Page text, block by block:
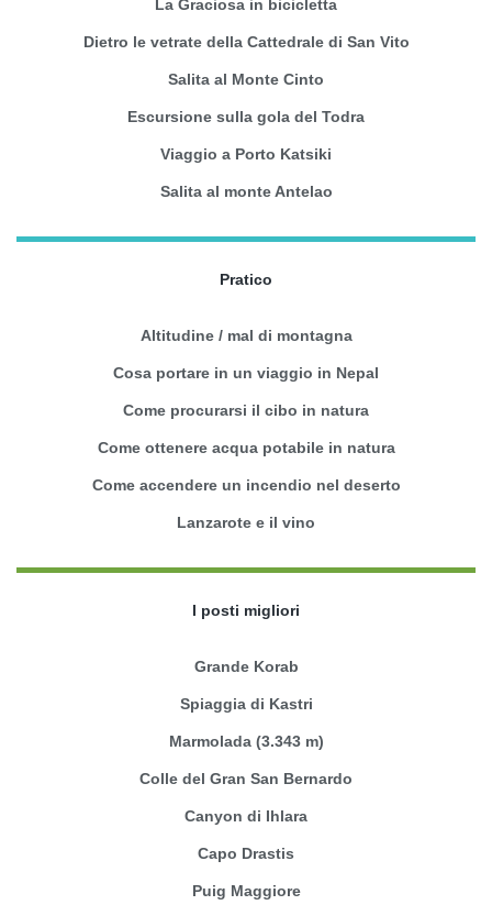
La Graciosa in bicicletta
Dietro le vetrate della Cattedrale di San Vito
Salita al Monte Cinto
Escursione sulla gola del Todra
Viaggio a Porto Katsiki
Salita al monte Antelao
Pratico
Altitudine / mal di montagna
Cosa portare in un viaggio in Nepal
Come procurarsi il cibo in natura
Come ottenere acqua potabile in natura
Come accendere un incendio nel deserto
Lanzarote e il vino
I posti migliori
Grande Korab
Spiaggia di Kastri
Marmolada (3.343 m)
Colle del Gran San Bernardo
Canyon di Ihlara
Capo Drastis
Puig Maggiore